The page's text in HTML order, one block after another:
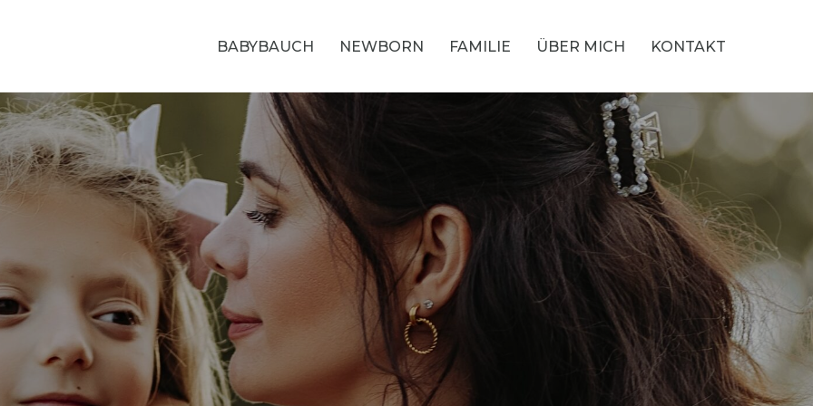
BABYBAUCH NEWBORN FAMILIE ÜBER MICH KONTAKT